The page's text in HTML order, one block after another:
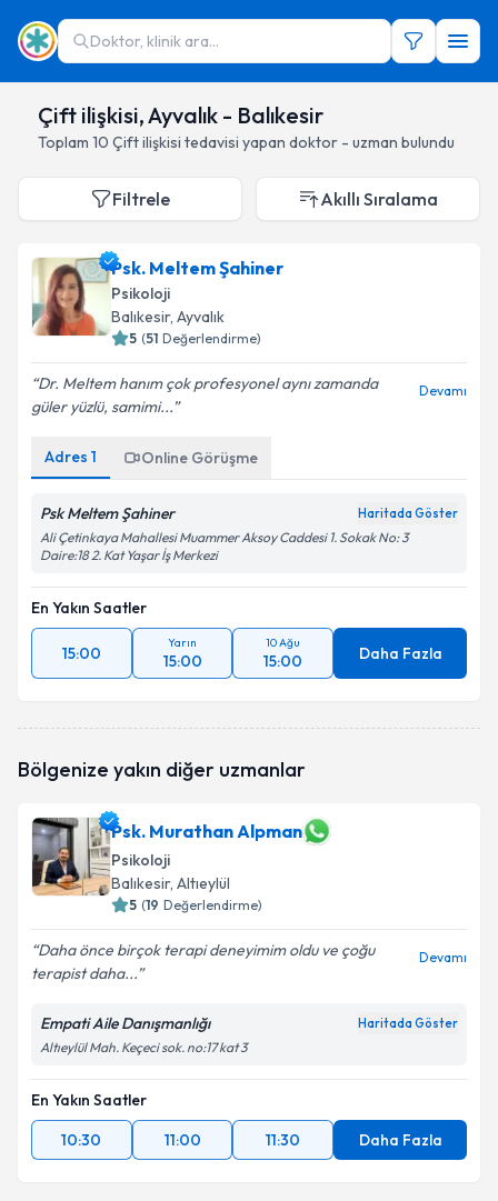
Doktor, klinik ara...
Çift ilişkisi, Ayvalık - Balıkesir
Toplam 10 Çift ilişkisi tedavisi yapan doktor - uzman bulundu
Filtrele Akıllı Sıralama
Psk. Meltem Şahiner
Psikoloji
Balıkesir, Ayvalık
5 (51 Değerlendirme)
Dr. Meltem hanım çok profesyonel aynı zamanda
güler yüzlü, samimi...
Devamı
Adres 1 Online Görüşme
Psk Meltem Şahiner Haritada Göster
Ali Çetinkaya Mahallesi Muammer Aksoy Caddesi 1. Sokak No: 3
Daire:18 2. Kat Yaşar İş Merkezi
En Yakın Saatler
15:00
Yarın
15:00
10 Ağu
15:00 Daha Fazla
Bölgenize yakın diğer uzmanlar
Psk. Murathan Alpman
Psikoloji
Balıkesir, Altıeylül
5 (19 Değerlendirme)
Daha önce birçok terapi deneyimim oldu ve çoğu
terapist daha...
Devamı
Empati Aile Danışmanlığı Haritada Göster
Altıeylül Mah. Keçeci sok. no:17 kat 3
En Yakın Saatler
10:30
11:00 11:30 Daha Fazla